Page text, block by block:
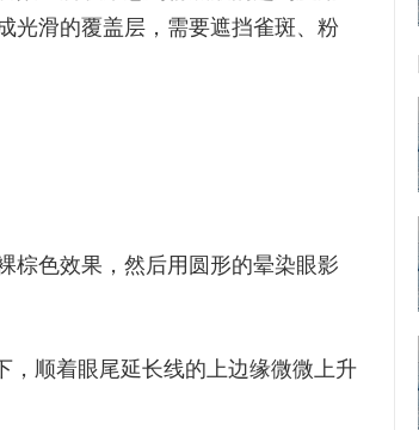
光滑的覆盖层，需要遮挡雀斑、粉
棕色效果，然后用圆形的晕染眼影
，顺着眼尾延长线的上边缘微微上升